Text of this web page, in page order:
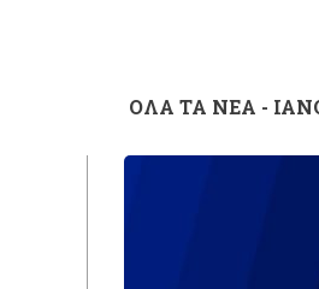
ΟΛΑ ΤΑ ΝΕΑ -